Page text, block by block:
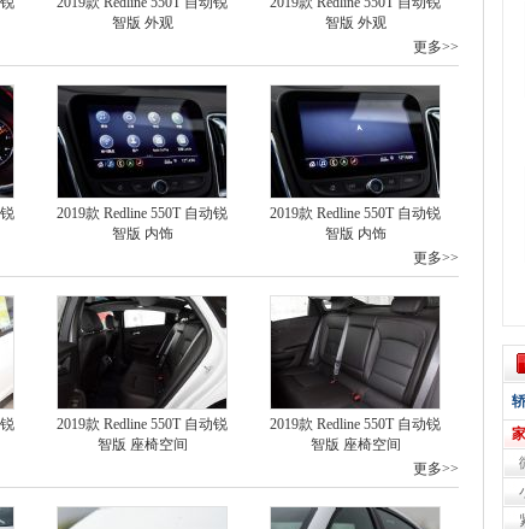
智版 外观
智版 外观
更多>>
2019款 Redline 550T 自动锐
智版 内饰
2019款 Redline 550T 自动锐
智版 内饰
更多>>
2019款 Redline 550T 自动锐
智版 座椅空间
2019款 Redline 550T 自动锐
智版 座椅空间
更多>>